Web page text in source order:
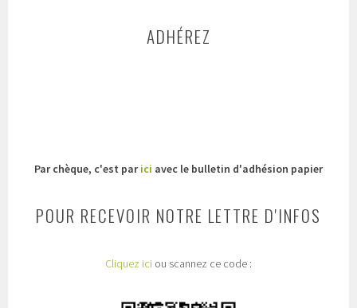
ADHÉREZ
Par chèque, c'est parici avec le bulletin d'adhésion papier
POUR RECEVOIR NOTRE LETTRE D'INFOS
Cliquez ici ou scannez ce code :